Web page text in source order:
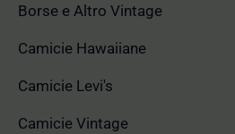
Borse e Altro Vintage
Camicie Hawaiiane
Camicie Levi's
Camicie Vintage